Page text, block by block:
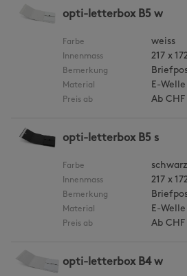
opti-letterbox B5 w
Farbe weiss
Innenmass 217 x
Bemerkung
Material E-Welle
Preis ab Ab
opti-letterbox B5 s
Farbe schwarz
Innenmass 217 x
Bemerkung
Material E-Welle
Preis ab Ab
opti-letterbox B4 w